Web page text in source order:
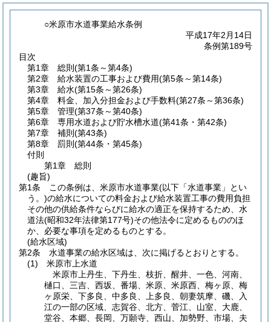
○米原市水道事業給水条例
平成17年2月14日
条例第189号
目次
第1章
総則 (第1条～第4条)
第2章
給水装置の工事および費用(第5条～第14条)
第3章
給水(第15条～第26条)
第4章
料金、加入分担金および手数料(第27条～第36条)
第5章
管理(第37条～第40条)
第6章
専用水道および貯水槽水道(第41条・第42条)
第7章
補則 (第43条)
第8章
罰則 (第44条・第45条)
付則
第1章
総則
(趣旨)
第1条
この条例は、米原市水道事業(以下「水道事業」とい
う。)の給水についての料金および給水装置工事の費用負担
その他の供給条件ならびに給水の適正を保持するため、水
道法(昭和32年法律第177号)その他法令に定めるもののほ
か、必要な事項を定めるものとする。
(給水区域)
第2条
水道事業の給水区域は、次に掲げるとおりとする。
(1)
米原市上水道
米原市上丹生、下丹生、枝折、醒井、一色、河南、
樋口、三吉、西坂、番場、米原、米原西、梅ヶ原、梅
ヶ原栄、下多良、中多良、上多良、朝妻筑摩、磯、入
江の一部の区域、志賀谷、北方、菅江、山室、大鹿、
堂谷、本郷、長岡、万願寺、西山、加勢野、市場、夫